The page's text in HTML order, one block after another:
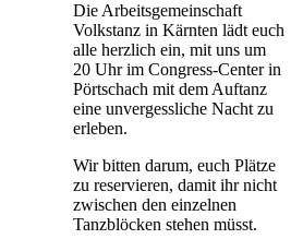
Die Arbeitsgemeinschaft
Volkstanz in Kärnten lädt euch
alle herzlich ein, mit uns um
20 Uhr im Congress-Center in
Pörtschach mit dem Auftanz
eine unvergessliche Nacht zu
erleben.
Wir bitten darum, euch Plätze
zu reservieren, damit ihr nicht
zwischen den einzelnen
Tanzblöcken stehen müsst.